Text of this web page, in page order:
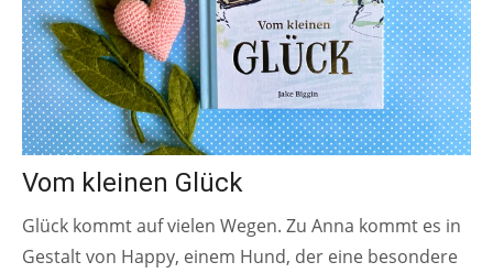
Vom kleinen Glück
Glück kommt auf vielen Wegen. Zu Anna kommt es in
Gestalt von Happy, einem Hund, der eine besondere